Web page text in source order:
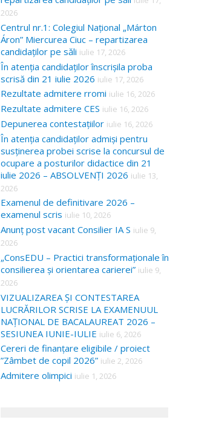
2026
Centrul nr.1: Colegiul Național „Márton
Áron” Miercurea Ciuc – repartizarea
candidaților pe săli iulie 17, 2026
În atenția candidaților înscrișila proba
scrisă din 21 iulie 2026 iulie 17, 2026
Rezultate admitere rromi iulie 16, 2026
Rezultate admitere CES iulie 16, 2026
Depunerea contestațiilor iulie 16, 2026
În atenția candidaților admiși pentru
susținerea probei scrise la concursul de
ocupare a posturilor didactice din 21
iulie 2026 – ABSOLVENȚI 2026 iulie 13,
2026
Examenul de definitivare 2026 –
examenul scris iulie 10, 2026
Anunț post vacant Consilier IA S iulie 9,
2026
„ConsEDU – Practici transformaționale în
consilierea și orientarea carierei” iulie 9,
2026
VIZUALIZAREA ȘI CONTESTAREA
LUCRĂRILOR SCRISE LA EXAMENUUL
NAȚIONAL DE BACALAUREAT 2026 –
SESIUNEA IUNIE-IULIE iulie 6, 2026
Cereri de finanțare eligibile / proiect
”Zâmbet de copil 2026” iulie 2, 2026
Admitere olimpici iulie 1, 2026